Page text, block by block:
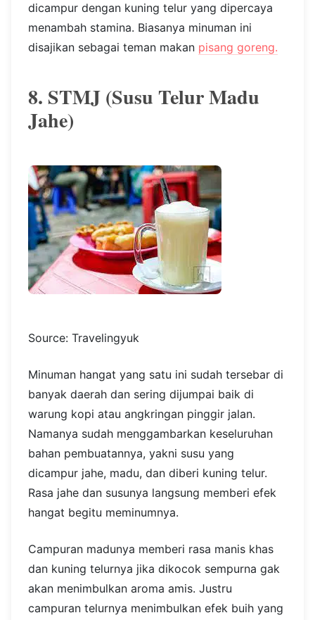
dicampur dengan kuning telur yang dipercaya
menambah stamina. Biasanya minuman ini
disajikan sebagai teman makan pisang goreng.
8. STMJ (Susu Telur Madu
Jahe)
Source: Travelingyuk
Minuman hangat yang satu ini sudah tersebar di
banyak daerah dan sering dijumpai baik di
warung kopi atau angkringan pinggir jalan.
Namanya sudah menggambarkan keseluruhan
bahan pembuatannya, yakni susu yang
dicampur jahe, madu, dan diberi kuning telur.
Rasa jahe dan susunya langsung memberi efek
hangat begitu meminumnya.
Campuran madunya memberi rasa manis khas
dan kuning telurnya jika dikocok sempurna gak
akan menimbulkan aroma amis. Justru
campuran telurnya menimbulkan efek buih yang